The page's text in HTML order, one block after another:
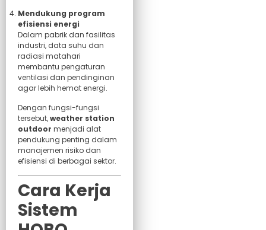
Mendukung program
efisiensi energi
Dalam pabrik dan fasilitas
industri, data suhu dan
radiasi matahari
membantu pengaturan
ventilasi dan pendinginan
agar lebih hemat energi.
Dengan fungsi-fungsi
tersebut,weather station
outdoor menjadi alat
pendukung penting dalam
manajemen risiko dan
efisiensi di berbagai sektor.
Cara Kerja
Sistem